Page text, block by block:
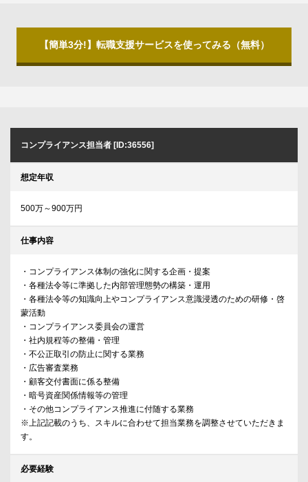
【簡単3分!】転職支援サービスを使ってみる（無料）
コンプライアンス担当者 [ID:36556]
想定年収
500万～900万円
仕事内容
・コンプライアンス体制の強化に関する企画・提案
・各種法令等に準拠した内部管理態勢の構築・運用
・各種法令等の知識向上やコンプライアンス意識浸透のための研修・啓
蒙活動
・コンプライアンス委員会の運営
・社内規程等の整備・管理
・不公正取引の防止に関する業務
・広告審査業務
・顧客交付書面に係る整備
・暗号資産関係情報等の管理
・その他コンプライアンス推進に付随する業務
※上記記載のうち、スキルに合わせて担当業務を調整させていただきま
す。
必要経験